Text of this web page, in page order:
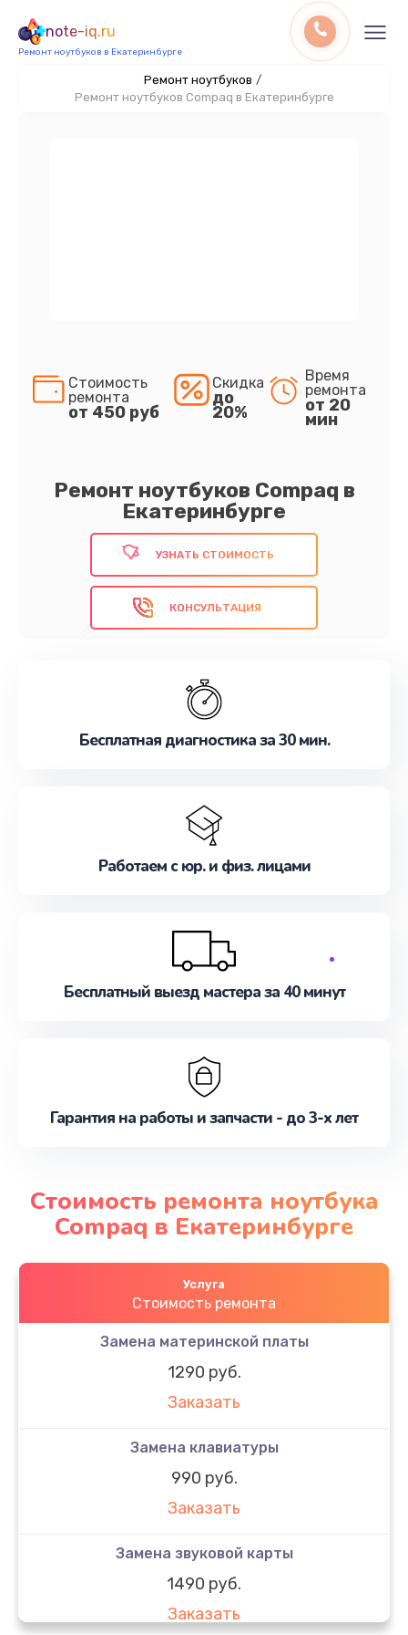
note-iq.ru
Ремонт ноутбуков в Екатеринбурге
Ремонт ноутбуков /
Ремонт ноутбуков Compaq в Екатеринбурге
Ремонт ноутбуков Compaq в
Екатеринбурге
Стоимость
ремонта
от 450 руб
Скидка
до
20%
Время
ремонта
от 20
мин
УЗНАТЬ СТОИМОСТЬ
КОНСУЛЬТАЦИЯ
Бесплатная диагностика за 30 мин.
Работаем с юр. и физ. лицами
Бесплатный выезд мастера за 40 минут
Гарантия на работы и запчасти - до 3-х лет
Стоимость ремонта ноутбука
Compaq в Екатеринбурге
Услуга
Стоимость ремонта
Замена материнской платы
1290 руб.
Заказать
Замена клавиатуры
990 руб.
Заказать
Замена звуковой карты
1490 руб.
Заказать